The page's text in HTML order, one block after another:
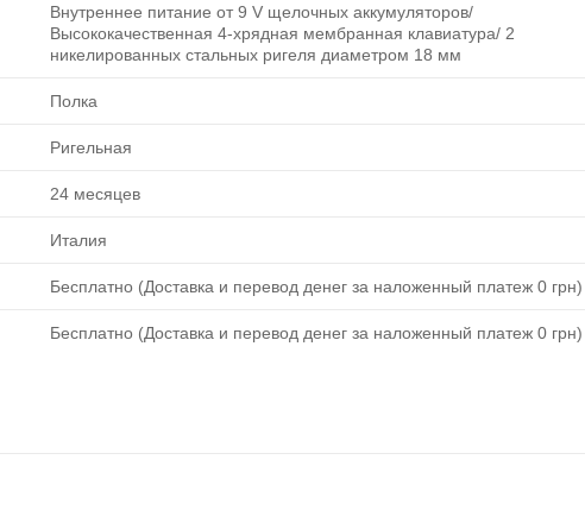
Внутреннее питание от 9 V щелочных аккумуляторов/
Высококачественная 4-хрядная мембранная клавиатура/ 2
никелированных стальных ригеля диаметром 18 мм
Полка
Ригельная
24 месяцев
Италия
Бесплатно (Доставка и перевод денег за наложенный платеж 0 грн)
Бесплатно (Доставка и перевод денег за наложенный платеж 0 грн)